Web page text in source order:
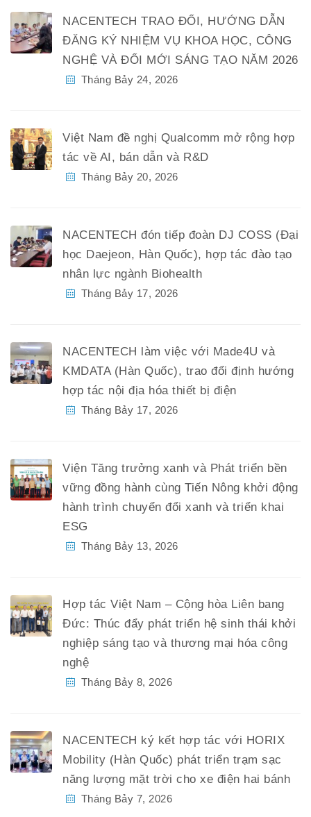
NACENTECH TRAO ĐỔI, HƯỚNG DẪN
ĐĂNG KÝ NHIỆM VỤ KHOA HỌC, CÔNG
NGHỆ VÀ ĐỔI MỚI SÁNG TẠO NĂM 2026
Tháng Bảy 24, 2026
Việt Nam đề nghị Qualcomm mở rộng hợp
tác về AI, bán dẫn và R&D
Tháng Bảy 20, 2026
NACENTECH đón tiếp đoàn DJ COSS (Đại
học Daejeon, Hàn Quốc), hợp tác đào tạo
nhân lực ngành Biohealth
Tháng Bảy 17, 2026
NACENTECH làm việc với Made4U và
KMDATA (Hàn Quốc), trao đổi định hướng
hợp tác nội địa hóa thiết bị điện
Tháng Bảy 17, 2026
Viện Tăng trưởng xanh và Phát triển bền
vững đồng hành cùng Tiến Nông khởi động
hành trình chuyển đổi xanh và triển khai
ESG
Tháng Bảy 13, 2026
Hợp tác Việt Nam – Cộng hòa Liên bang
Đức: Thúc đẩy phát triển hệ sinh thái khởi
nghiệp sáng tạo và thương mại hóa công
nghệ
Tháng Bảy 8, 2026
NACENTECH ký kết hợp tác với HORIX
Mobility (Hàn Quốc) phát triển trạm sạc
năng lượng mặt trời cho xe điện hai bánh
Tháng Bảy 7, 2026